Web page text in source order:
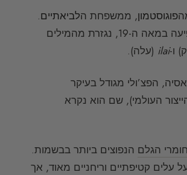
פוגוסטמון, ממשפחת הלביאתיים.
המילה “פצ’ולי” מופיעה במאה ה-19, נגזרת מהמילים
ו-ilai (עלה).
הפצ’ולי מגודל בעיקר
מהייצור העולמי), שם הוא נקרא
חומרי הגלם הנפוצים ביותר בבשמות.
עלים קטיפתיים וריחניים מאוד, אך